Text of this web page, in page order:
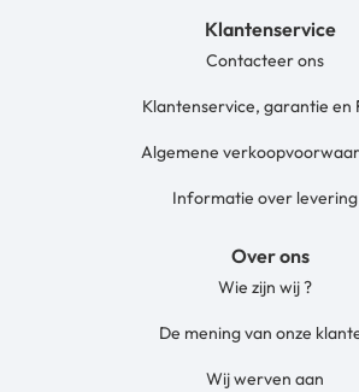
Klantenservice
Contacteer ons
Klantenservice, garantie en
Algemene
Informatie over levering
Over ons
Wie zijn wij ?
De mening van onze
Wij werven aan